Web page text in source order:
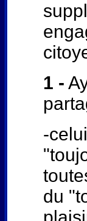
1 -
-
du